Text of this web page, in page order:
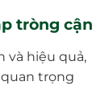
tròng cận
và hiệu quả,
trọng